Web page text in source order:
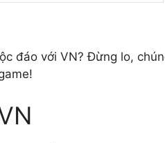
đáo với VN? Đừng lo,